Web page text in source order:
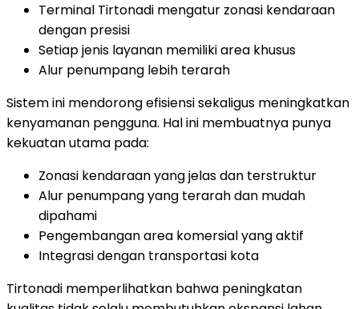
Terminal Tirtonadi mengatur zonasi kendaraan
dengan presisi
Setiap jenis layanan memiliki area khusus
Alur penumpang lebih terarah
Sistem ini mendorong efisiensi sekaligus meningkatkan
kenyamanan pengguna. Hal ini membuatnya punya
kekuatan utama pada:
Zonasi kendaraan yang jelas dan terstruktur
Alur penumpang yang terarah dan mudah
dipahami
Pengembangan area komersial yang aktif
Integrasi dengan transportasi kota
Tirtonadi memperlihatkan bahwa peningkatan